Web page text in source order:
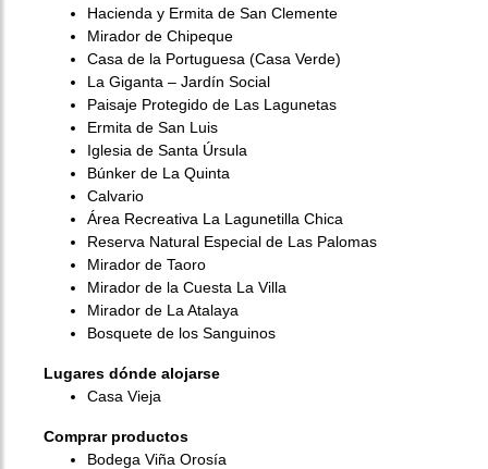
Hacienda y Ermita de San Clemente
Mirador de Chipeque
Casa de la Portuguesa (Casa Verde)
La Giganta – Jardín Social
Paisaje Protegido de Las Lagunetas
Ermita de San Luis
Iglesia de Santa Úrsula
Búnker de La Quinta
Calvario
Área Recreativa La Lagunetilla Chica
Reserva Natural Especial de Las Palomas
Mirador de Taoro
Mirador de la Cuesta La Villa
Mirador de La Atalaya
Bosquete de los Sanguinos
Lugares dónde alojarse
Casa Vieja
Comprar productos
Bodega Viña Orosía